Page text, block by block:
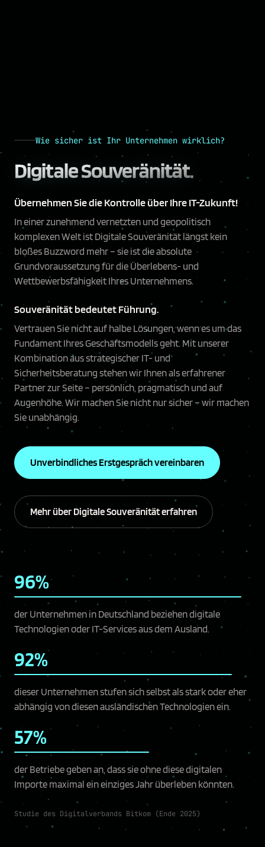
Wie sicher ist Ihr Unternehmen wirklich?
Digitale Souveränität.
Übernehmen Sie die Kontrolle über Ihre IT-Zukunft!
In einer zunehmend vernetzten und geopolitisch
komplexen Welt ist Digitale Souveränität längst kein
bloßes Buzzword mehr – sie ist die absolute
Grundvoraussetzung für die Überlebens- und
Wettbewerbsfähigkeit Ihres Unternehmens.
Souveränität bedeutet Führung.
Vertrauen Sie nicht auf halbe Lösungen, wenn es um das
Fundament Ihres Geschäftsmodells geht. Mit unserer
Kombination aus strategischer IT- und
Sicherheitsberatung stehen wir Ihnen als erfahrener
Partner zur Seite – persönlich, pragmatisch und auf
Augenhöhe. Wir machen Sie nicht nur sicher – wir machen
Sie unabhängig.
Unverbindliches Erstgespräch vereinbaren
Mehr über Digitale Souveränität erfahren
96%
der Unternehmen in Deutschland beziehen digitale
Technologien oder IT-Services aus dem Ausland.
92%
dieser Unternehmen stufen sich selbst als stark oder eher
abhängig von diesen ausländischen Technologien ein.
57%
der Betriebe geben an, dass sie ohne diese digitalen
Importe maximal ein einziges Jahr überleben könnten.
Studie des Digitalverbands Bitkom (Ende 2025)